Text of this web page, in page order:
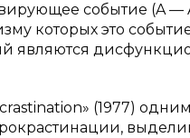
событие (A —
которых это
являются
(1977)